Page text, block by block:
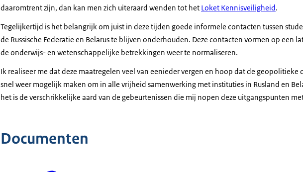
daaromtrent zijn, dan kan men zich uiteraard wenden tot het Loket Kennisveiligheid.
Tegelijkertijd is het belangrijk om juist in deze tijden goede informele contacten tussen
de Russische Federatie en Belarus te blijven onderhouden. Deze contacten vormen op een
de onderwijs- en wetenschappelijke betrekkingen weer te normaliseren.
Ik realiseer me dat deze maatregelen veel van eenieder vergen en hoop dat de
snel weer mogelijk maken om in alle vrijheid samenwerking met instituties in Rusland en
het is de verschrikkelijke aard van de gebeurtenissen die mij nopen deze uitgangspunten
Documenten